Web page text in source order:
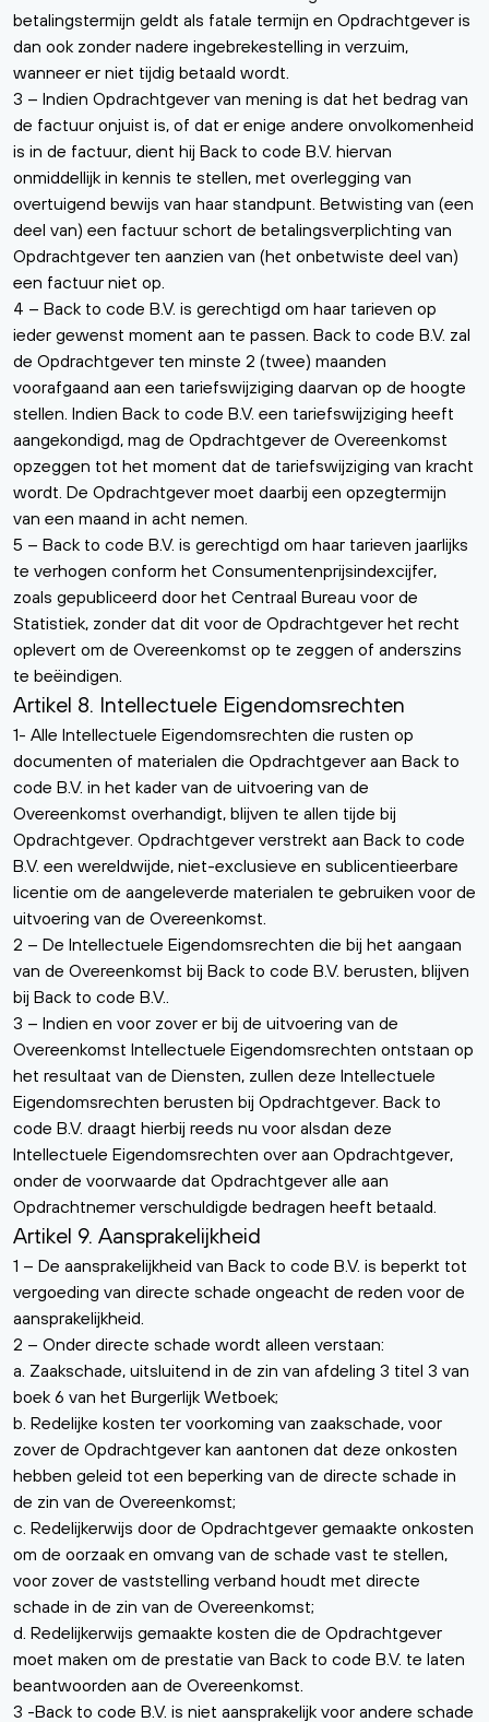
betalingstermijn geldt als fatale termijn en Opdrachtgever is
dan ook zonder nadere ingebrekestelling in verzuim,
wanneer er niet tijdig betaald wordt.
3 – Indien Opdrachtgever van mening is dat het bedrag van
de factuur onjuist is, of dat er enige andere onvolkomenheid
is in de factuur, dient hij Back to code B.V. hiervan
onmiddellijk in kennis te stellen, met overlegging van
overtuigend bewijs van haar standpunt. Betwisting van (een
deel van) een factuur schort de betalingsverplichting van
Opdrachtgever ten aanzien van (het onbetwiste deel van)
een factuur niet op.
4 – Back to code B.V. is gerechtigd om haar tarieven op
ieder gewenst moment aan te passen. Back to code B.V. zal
de Opdrachtgever ten minste 2 (twee) maanden
voorafgaand aan een tariefswijziging daarvan op de hoogte
stellen. Indien Back to code B.V. een tariefswijziging heeft
aangekondigd, mag de Opdrachtgever de Overeenkomst
opzeggen tot het moment dat de tariefswijziging van kracht
wordt. De Opdrachtgever moet daarbij een opzegtermijn
van een maand in acht nemen.
5 – Back to code B.V. is gerechtigd om haar tarieven jaarlijks
te verhogen conform het Consumentenprijsindexcijfer,
zoals gepubliceerd door het Centraal Bureau voor de
Statistiek, zonder dat dit voor de Opdrachtgever het recht
oplevert om de Overeenkomst op te zeggen of anderszins
te beëindigen.
Artikel 8. Intellectuele Eigendomsrechten
1- Alle Intellectuele Eigendomsrechten die rusten op
documenten of materialen die Opdrachtgever aan Back to
code B.V. in het kader van de uitvoering van de
Overeenkomst overhandigt, blijven te allen tijde bij
Opdrachtgever. Opdrachtgever verstrekt aan Back to code
B.V. een wereldwijde, niet-exclusieve en sublicentieerbare
licentie om de aangeleverde materialen te gebruiken voor de
uitvoering van de Overeenkomst.
2 – De Intellectuele Eigendomsrechten die bij het aangaan
van de Overeenkomst bij Back to code B.V. berusten, blijven
bij Back to code B.V..
3 – Indien en voor zover er bij de uitvoering van de
Overeenkomst Intellectuele Eigendomsrechten ontstaan op
het resultaat van de Diensten, zullen deze Intellectuele
Eigendomsrechten berusten bij Opdrachtgever. Back to
code B.V. draagt hierbij reeds nu voor alsdan deze
Intellectuele Eigendomsrechten over aan Opdrachtgever,
onder de voorwaarde dat Opdrachtgever alle aan
Opdrachtnemer verschuldigde bedragen heeft betaald.
Artikel 9. Aansprakelijkheid
1 – De aansprakelijkheid van Back to code B.V. is beperkt tot
vergoeding van directe schade ongeacht de reden voor de
aansprakelijkheid.
2 – Onder directe schade wordt alleen verstaan:
a. Zaakschade, uitsluitend in de zin van afdeling 3 titel 3 van
boek 6 van het Burgerlijk Wetboek;
b. Redelijke kosten ter voorkoming van zaakschade, voor
zover de Opdrachtgever kan aantonen dat deze onkosten
hebben geleid tot een beperking van de directe schade in
de zin van de Overeenkomst;
c. Redelijkerwijs door de Opdrachtgever gemaakte onkosten
om de oorzaak en omvang van de schade vast te stellen,
voor zover de vaststelling verband houdt met directe
schade in de zin van de Overeenkomst;
d. Redelijkerwijs gemaakte kosten die de Opdrachtgever
moet maken om de prestatie van Back to code B.V. te laten
beantwoorden aan de Overeenkomst.
3 -Back to code B.V. is niet aansprakelijk voor andere schade